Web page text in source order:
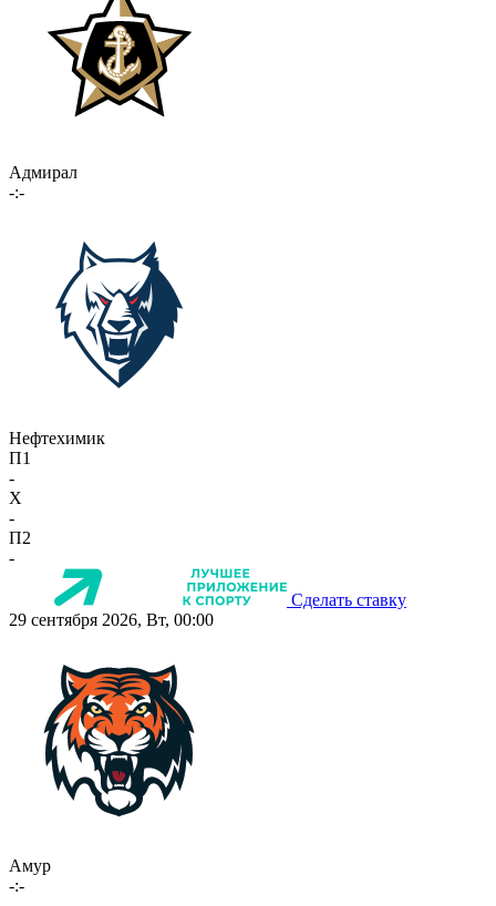
Адмирал
-:-
Нефтехимик
П1
-
X
-
П2
-
Сделать ставку
29 сентября 2026, Вт, 00:00
Амур
-:-